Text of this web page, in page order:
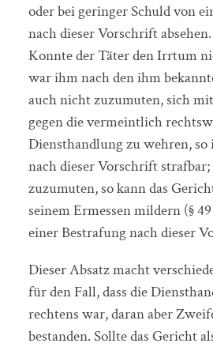
oder bei geringer Schuld von
nach dieser Vorschrift absehen.
Konnte der Täter den Irrtum
war ihm nach den ihm
auch nicht zuzumuten, sich
gegen die vermeintlich
Diensthandlung zu wehren,
nach dieser Vorschrift
zuzumuten, so kann das
seinem Ermessen mildern (§
einer Bestrafung nach dieser
Dieser Absatz macht
für den Fall, dass die
rechtens war, daran aber
bestanden. Sollte das Gericht